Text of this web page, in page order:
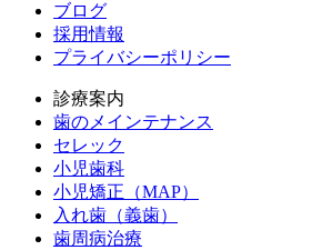
ブログ
採用情報
プライバシーポリシー
診療案内
歯のメインテナンス
セレック
小児歯科
小児矯正（MAP）
入れ歯（義歯）
歯周病治療